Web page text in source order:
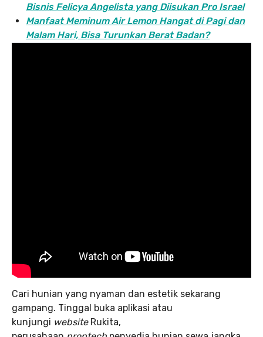
Bisnis Felicya Angelista yang Diisukan Pro Israel
Manfaat Meminum Air Lemon Hangat di Pagi dan
Malam Hari, Bisa Turunkan Berat Badan?
Cari hunian yang nyaman dan estetik sekarang
gampang. Tinggal buka aplikasi atau
kunjungi websiteRukita,